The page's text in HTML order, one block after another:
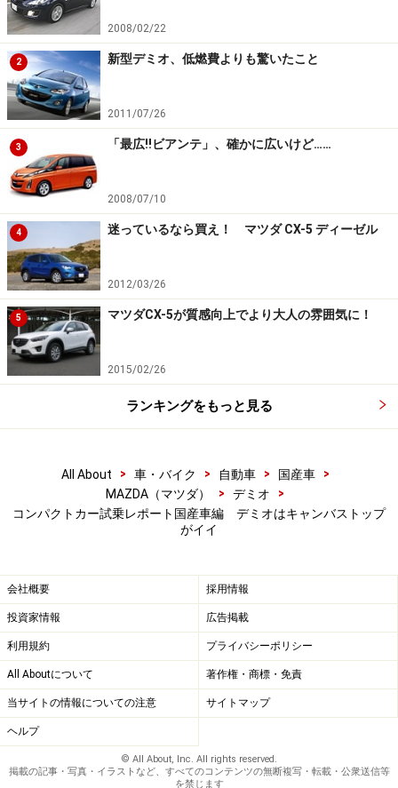
2008/02/22
2 新型デミオ、低燃費よりも驚いたこと
2011/07/26
3 「最広!!ビアンテ」、確かに広いけど……
2008/07/10
4 迷っているなら買え！ マツダ CX-5 ディーゼル
2012/03/26
5 マツダCX-5が質感向上でより大人の雰囲気に！
2015/02/26
ランキングをもっと見る
All About > 車・バイク > 自動車 > 国産車
>
MAZDA（マツダ）
> デミオ
>
コンパクトカー試乗レポート国産車編 デミオはキャンバストップ
がイイ
会社概要 採用情報
投資家情報 広告掲載
利用規約 プライバシーポリシー
All Aboutについて 著作権・商標・免責
当サイトの情報についての注意 サイトマップ
ヘルプ
© All About, Inc. All rights reserved.
掲載の記事・写真・イラストなど、すべてのコンテンツの無断複写・転載・公衆送信等
を禁じます